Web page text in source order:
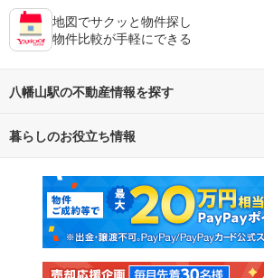
地図でサクッと物件探し
物件比較が手軽にできる
八幡山駅の不動産情報を探す
不動産・住宅
新築マンション 中古マ
新築一戸建て 中古一
暮らしのお役立ち情報
マンションカタログ 教えて